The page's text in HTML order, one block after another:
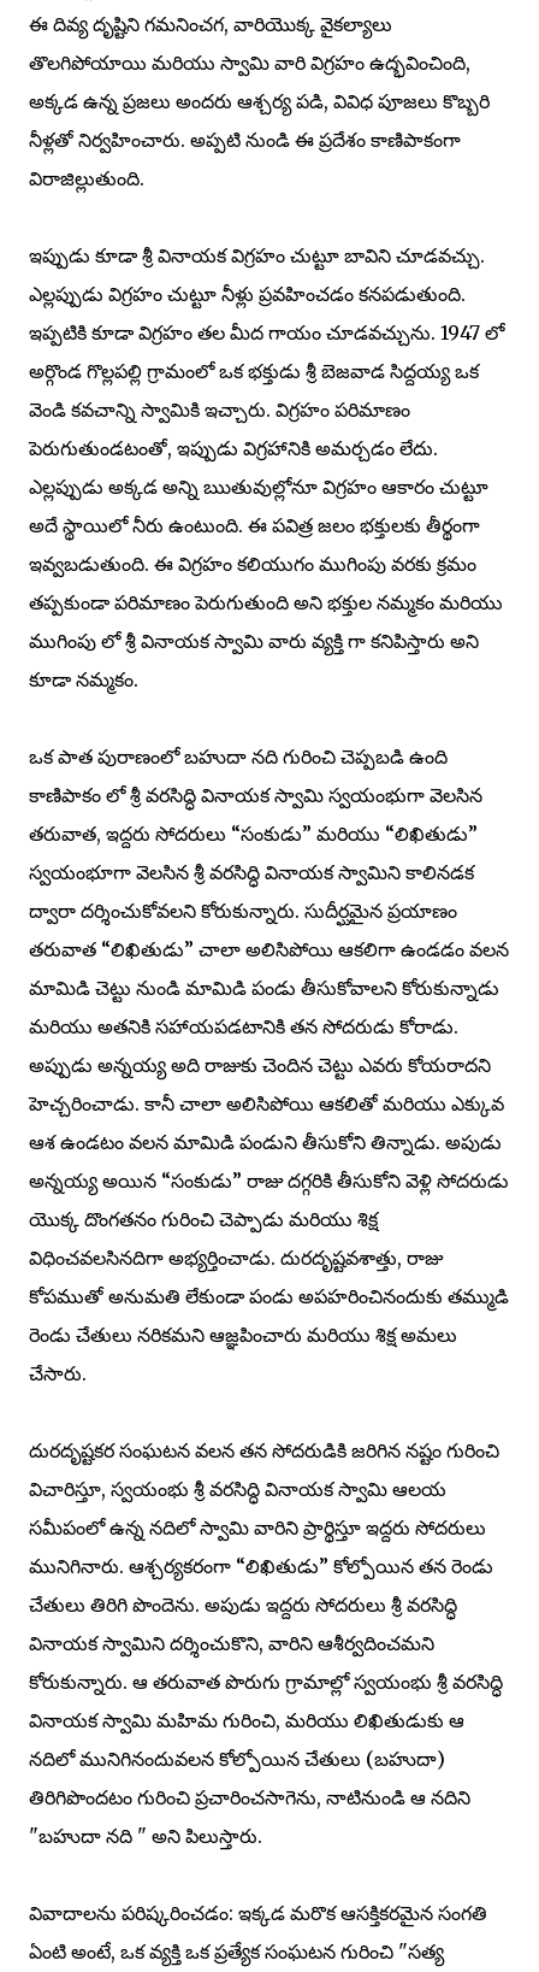
ఈ దివ్య దృష్టిని గమనించగ, వారియొక్క వైకల్యాలు
తొలగిపోయాయి మరియు స్వామి వారి విగ్రహం ఉద్భవించింది,
అక్కడ ఉన్న ప్రజలు అందరు ఆశ్చర్య పడి, వివిధ పూజలు కొబ్బరి
నీళ్లతో నిర్వహించారు. అప్పటి నుండి ఈ ప్రదేశం కాణిపాకంగా
విరాజిల్లుతుంది.
ఇప్పుడు కూడా శ్రీ వినాయక విగ్రహం చుట్టూ బావిని చూడవచ్చు.
ఎల్లప్పుడు విగ్రహం చుట్టూ నీళ్లు ప్రవహించడం కనపడుతుంది.
ఇప్పటికి కూడా విగ్రహం తల మీద గాయం చూడవచ్చును. 1947 లో
అర్గొండ గొల్లపల్లి గ్రామంలో ఒక భక్తుడు శ్రీ బెజవాడ సిద్దయ్య ఒక
వెండి కవచాన్ని స్వామికి ఇచ్చారు. విగ్రహం పరిమాణం
పెరుగుతుండటంతో, ఇప్పుడు విగ్రహానికి అమర్చడం లేదు.
ఎల్లప్పుడు అక్కడ అన్ని ఋతువుల్లోనూ విగ్రహం ఆకారం చుట్టూ
అదే స్థాయిలో నీరు ఉంటుంది. ఈ పవిత్ర జలం భక్తులకు తీర్థంగా
ఇవ్వబడుతుంది. ఈ విగ్రహం కలియుగం ముగింపు వరకు క్రమం
తప్పకుండా పరిమాణం పెరుగుతుంది అని భక్తుల నమ్మకం మరియు
ముగింపు లో శ్రీ వినాయక స్వామి వారు వ్యక్తి గా కనిపిస్తారు అని
కూడా నమ్మకం.
ఒక పాత పురాణంలో బహుదా నది గురించి చెప్పబడి ఉంది
కాణిపాకం లో శ్రీ వరసిద్ధి వినాయక స్వామి స్వయంభుగా వెలసిన
తరువాత, ఇద్దరు సోదరులు “సంకుడు” మరియు “లిఖితుడు”
స్వయంభూగా వెలసిన శ్రీ వరసిద్ధి వినాయక స్వామిని కాలినడక
ద్వారా దర్శించుకోవలని కోరుకున్నారు. సుదీర్ఘమైన ప్రయాణం
తరువాత “లిఖితుడు” చాలా అలిసిపోయి ఆకలిగా ఉండడం వలన
మామిడి చెట్టు నుండి మామిడి పండు తీసుకోవాలని కోరుకున్నాడు
మరియు అతనికి సహాయపడటానికి తన సోదరుడు కోరాడు.
అప్పుడు అన్నయ్య అది రాజుకు చెందిన చెట్టు ఎవరు కోయరాదని
హెచ్చరించాడు. కానీ చాలా అలిసిపోయి ఆకలితో మరియు ఎక్కువ
ఆశ ఉండటం వలన మామిడి పండుని తీసుకోని తిన్నాడు. అపుడు
అన్నయ్య అయిన “సంకుడు” రాజు దగ్గరికి తీసుకోని వెళ్లి సోదరుడు
యొక్క దొంగతనం గురించి చెప్పాడు మరియు శిక్ష
విధించవలసినదిగా అభ్యర్తించాడు. దురదృష్టవశాత్తు, రాజు
కోపముతో అనుమతి లేకుండా పండు అపహరించినందుకు తమ్ముడి
రెండు చేతులు నరికమని ఆజ్ఞపించారు మరియు శిక్ష అమలు
చేసారు.
దురదృష్టకర సంఘటన వలన తన సోదరుడికి జరిగిన నష్టం గురించి
విచారిస్తూ, స్వయంభు శ్రీ వరసిద్ధి వినాయక స్వామి ఆలయ
సమీపంలో ఉన్న నదిలో స్వామి వారిని ప్రార్థిస్తూ ఇద్దరు సోదరులు
మునిగినారు. ఆశ్చర్యకరంగా “లిఖితుడు” కోల్పోయిన తన రెండు
చేతులు తిరిగి పొందెను. అపుడు ఇద్దరు సోదరులు శ్రీ వరసిద్ధి
వినాయక స్వామిని దర్శించుకొని, వారిని ఆశీర్వదించమని
కోరుకున్నారు. ఆ తరువాత పొరుగు గ్రామాల్లో స్వయంభు శ్రీ వరసిద్ధి
వినాయక స్వామి మహిమ గురించి, మరియు లిఖితుడుకు ఆ
నదిలో మునిగినందువలన కోల్పోయిన చేతులు (బహుదా)
తిరిగిపొందటం గురించి ప్రచారించసాగెను, నాటినుండి ఆ నదిని
"బహుదా నది " అని పిలుస్తారు.
వివాదాలను పరిష్కరించడం: ఇక్కడ మరొక ఆసక్తికరమైన సంగతి
ఏంటి అంటే, ఒక వ్యక్తి ఒక ప్రత్యేక సంఘటన గురించి "సత్య